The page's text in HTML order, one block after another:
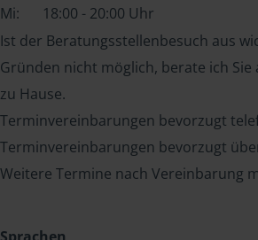
Mi:
18:00 - 20:00 Uhr
Ist der Beratungsstellenbesuch aus
Gründen nicht möglich, berate ich Sie
zu Hause.
Terminvereinbarungen bevorzugt
Terminvereinbarungen bevorzugt
Weitere Termine nach Vereinbarung